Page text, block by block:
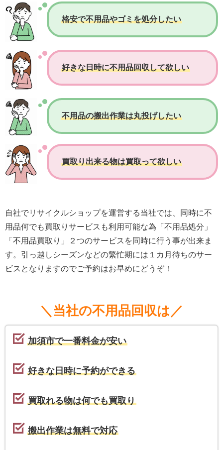
格安で不用品やゴミを処分したい
好きな日時に不用品回収して欲しい
不用品の搬出作業は丸投げしたい
買取り出来る物は買取って欲しい
自社でリサイクルショップを運営する当社では、同時に不
用品何でも買取りサービスも利用可能な為「不用品処分」
「不用品買取り」２つのサービスを同時に行う事が出来ま
す。引っ越しシーズンなどの繁忙期には１カ月待ちのサー
ビスとなりますのでご予約はお早めにどうぞ！
＼当社の不用品回収は／
加須市で一番料金が安い
好きな日時に予約ができる
買取れる物は何でも買取り
搬出作業は無料で対応